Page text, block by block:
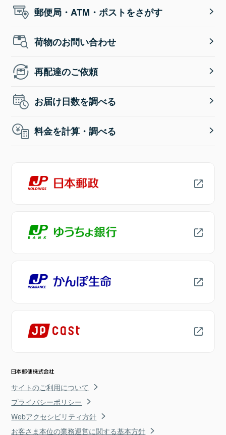
郵便局・ATM・ポストをさがす
荷物のお問い合わせ
再配達のご依頼
お届け日数を調べる
料金を計算・調べる
サイトのご利用について
プライバシーポリシー
Webアクセシビリティ方針
お客さま本位の業務運営に関する基本方針